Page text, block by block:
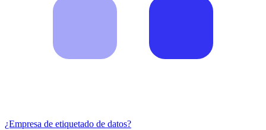
¿Empresa de etiquetado de datos?